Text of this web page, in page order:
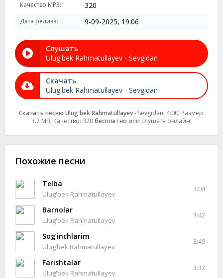
Качество MP3: 320
Дата релиза: 9-09-2025, 19:06
Слушать
Ulug'bek Rahmatullayev - Sevgidan
Скачать
Ulug'bek Rahmatullayev - Sevgidan
Скачать песню Ulug'bek Rahmatullayev- Sevgidan: 4:00, Размер:
3.7 MB, Качество: 320бесплатно или слушать онлайн!
Похожие песни
Telba
Ulug'bek Rahmatullayev
3:04
Barnolar
Ulug'bek Rahmatullayev
3:42
Sog’inchlarim
Ulug’bek Rahmatullayev
3:49
Farishtalar
Ulug'bek Rahmatullayev
3:32